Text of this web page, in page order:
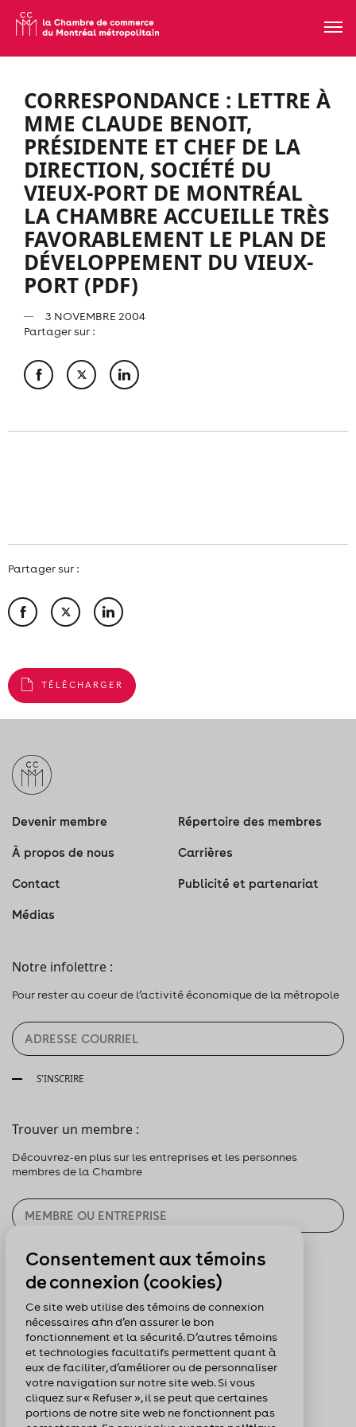
CORRESPONDANCE : LETTRE À
MME CLAUDE BENOIT,
PRÉSIDENTE ET CHEF DE LA
DIRECTION, SOCIÉTÉ DU
VIEUX-PORT DE MONTRÉAL 
LA CHAMBRE ACCUEILLE TRÈS
FAVORABLEMENT LE PLAN DE
DÉVELOPPEMENT DU VIEUX-
PORT (PDF)
3 NOVEMBRE 2004
Partager sur :
Partager sur :
TÉLÉCHARGER
Devenir membre Répertoire des membres
À propos de nous Carrières
Contact Publicité et partenariat
Médias
Notre infolettre :
Pour rester au coeur de l’activité économique de la métropole
S'INSCRIRE
Trouver un membre :
Découvrez-en plus sur les entreprises et les personnes
membres de la Chambre
CHERCHER
Pour nous suivre :
Consentement aux témoins
de connexion (cookies)
Ce site web utilise des témoins de connexion
nécessaires afin d’en assurer le bon
fonctionnement et la sécurité. D’autres témoins
et technologies facultatifs permettent quant à
eux de faciliter, d’améliorer ou de personnaliser
votre navigation sur notre site web. Si vous
cliquez sur « Refuser », il se peut que certaines
portions de notre site web ne fonctionnent pas